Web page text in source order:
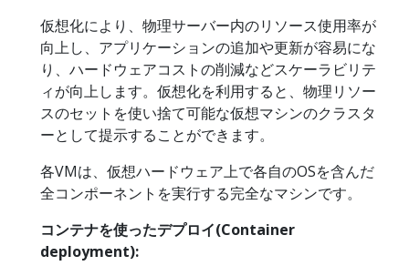
仮想化により、物理サーバー内のリソース使用率が
向上し、アプリケーションの追加や更新が容易にな
り、ハードウェアコストの削減などスケーラビリテ
ィが向上します。仮想化を利用すると、物理リソー
スのセットを使い捨て可能な仮想マシンのクラスタ
ーとして提示することができます。
各VMは、仮想ハードウェア上で各自のOSを含んだ
全コンポーネントを実行する完全なマシンです。
コンテナを使ったデプロイ(Container
deployment):